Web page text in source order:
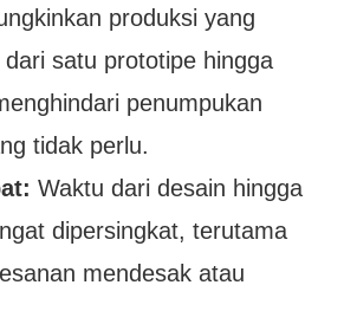
produksi yang
satu prototipe hingga
penumpukan
tidak perlu.
Waktu dari desain hingga
dipersingkat, terutama
mendesak atau